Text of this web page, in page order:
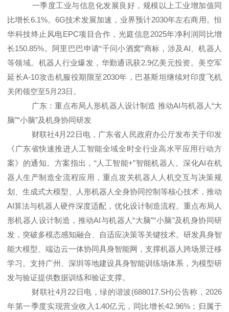
一季度工业与信息化发展良好，规模以上工业增加值同
比增长6.1%。6G技术发展加速，业界预计2030年左右商用。恒
华科技终止风电EPC项目合作，光庭信息2025年净利润同比增
长150.85%。阿里巴巴申请“千问小酒窝”商标，涉及AI、机器人
等领域。机器人行业爆发，华勤通讯获2.9亿美元投资。美空军
延长A-10攻击机服役期限至2030年，巴基斯坦继续对印度飞机
关闭领空至5月23日。
广东：重点布局人形机器人设计制造 推动AI与机器人“大
脑”“小脑”及机身协同研发
财联社4月22日电，广东省人民政府办公厅发布关于印发
《广东省快速推进人工智能全域全时全行业高水平应用行动方
案》的通知。方案指出，“人工智能+”智能机器人。深化AI在机
器人生产制造全流程应用，重点攻关机器人人机交互与决策规
划、生成式大模型、人形机器人全身协同控制等核心技术，推动
AI算法与机器人硬件深度适配，优化设计制造流程。重点布局人
形机器人设计制造，推动AI与机器人“大脑”“小脑”及机身协同研
发，突破多模态感知融合、自适应决策等关键技术。研发具身智
能大模型、端边云一体协同具身智能网，支撑机器人跨场景迁移
学习。支持广州、深圳等地建设具身智能训练场体系，为模型研
发与验证提供数据训练和验证支撑。
财联社4月22日电，绿的谐波(688017.SH)公告称，2026
年第一季度实现营业收入1.40亿元，同比增长42.96%；归属于